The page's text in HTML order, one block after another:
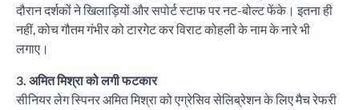
दौरान दर्शकों ने खिलाड़ियों और सपोर्ट स्टाफ पर नट-बोल्ट फेंके। इतना ही
नहीं, कोच गौतम गंभीर को टारगेट कर विराट कोहली के नाम के नारे भी
लगाए।
3. अमित मिश्रा को लगी फटकार
सीनियर लेग स्पिनर अमित मिश्रा को एग्रेसिव सेलिब्रेशन के लिए मैच रेफरी